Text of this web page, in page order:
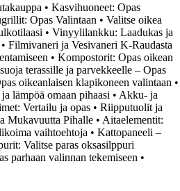
• Kasvihuoneet: Opas
Opas Valintaan • Valitse oikea
• Vinyylilankku: Laadukas ja
• Filmivaneri ja Vesivaneri K-Raudasta
• Kompostorit: Opas oikean
terassille ja parvekkeelle – Opas
oikeanlaisen klapikoneen valintaan •
lämpöä omaan pihaasi • Akku- ja
Vertailu ja opas • Riipputuolit ja
Mukavuutta Pihalle • Aitaelementit:
vaihtoehtoja • Kattopaneeli –
Valitse paras oksasilppuri
parhaan valinnan tekemiseen •